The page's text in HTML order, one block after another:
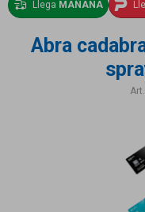
Llega MAÑANA
Abra